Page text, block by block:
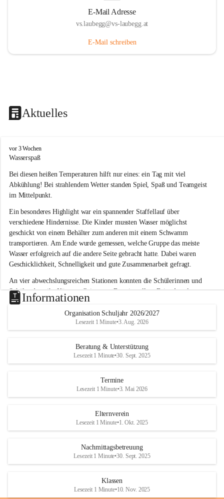
E-Mail Adresse
vs.laubegg@vs-laubegg.at
E-Mail schreiben
Aktuelles
V
o
k
s
s
h
u
l
e
L
a
u
e
g
g
vor 3 Wochen
Wasserspaß
Bei diesen heißen Temperaturen hilft nur eines: ein Tag mit viel
Abkühlung! Bei strahlendem Wetter standen Spiel, Spaß und Teamgeist
im Mittelpunkt.
Ein besonderes Highlight war ein spannender Staffellauf über
verschiedene Hindernisse. Die Kinder mussten Wasser möglichst
geschickt von einem Behälter zum anderen mit einem Schwamm
transportieren. Am Ende wurde gemessen, welche Gruppe das meiste
Wasser erfolgreich auf die andere Seite gebracht hatte. Dabei waren
Geschicklichkeit, Schnelligkeit und gute Zusammenarbeit gefragt.
An vier abwechslungsreichen Stationen konnten die Schülerinnen und
Schüler dann ihr Können allein unter Beweis stellen. Beim Angeln
waren Geduld und Fingerspitzengefühl gefragt, während beim
Zielschießen mit Wasserpistolen oder Schwämmen Treffsicherheit
bewiesen werden musste.
Niemand blieb trocken, und die Kinder genossen die willkommene
Abkühlung bei sommerlichen Temperaturen. Mit vielen lachenden
Informationen
Organisation Schuljahr 2026/2027
Lesezeit 1 Minute•3. Aug. 2026
Beratung & Unterstützung
Lesezeit 1 Minute•30. Sept. 2025
Termine
Lesezeit 1 Minute•3. Mai 2026
Elternverein
Lesezeit 1 Minute•1. Okt. 2025
Nachmittagsbetreuung
Lesezeit 1 Minute•30. Sept. 2025
Klassen
Lesezeit 1 Minute•10. Nov. 2025